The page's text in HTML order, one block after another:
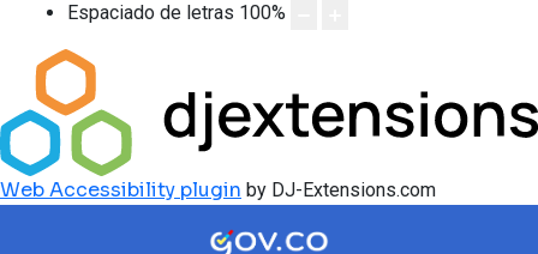
Espaciado de letras 100%
Web Accessibility plugin by DJ-Extensions.com